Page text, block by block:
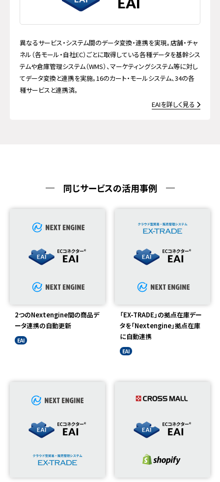
異なるサービス・システム間のデータ変換・連携を実現。店舗・チャ
ネル（各モール・自社EC）ごとに取得している各種データを基幹シス
テムや倉庫管理システム（WMS）、マーケティングシステム等に対し
てデータ変換と連携を実施。16のカート・モールシステム、34の各
種サービスと連携済。
EAIを詳しく見る
同じサービスの活用事例
2つのNextengine間の商品デ
ータ連携の自動更新
EAI
「EX-TRADE」の拠点在庫デー
タを「Nextengine」拠点在庫
に自動連携
EAI